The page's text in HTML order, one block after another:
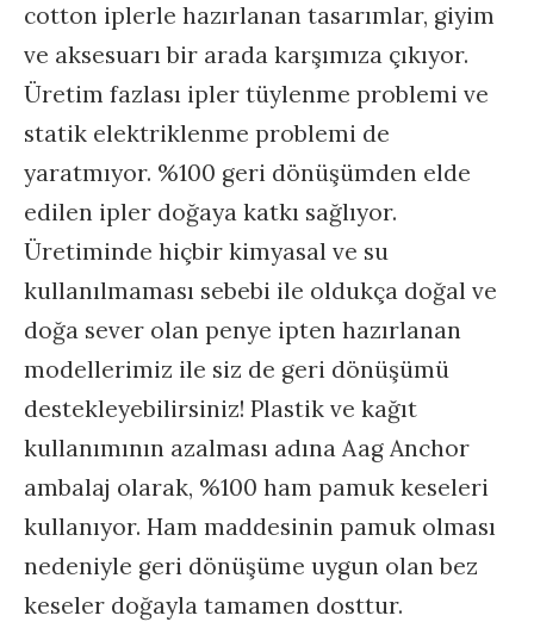
cotton iplerle hazırlanan tasarımlar, giyim
ve aksesuarı bir arada karşımıza çıkıyor.
Üretim fazlası ipler tüylenme problemi ve
statik elektriklenme problemi de
yaratmıyor. %100 geri dönüşümden elde
edilen ipler doğaya katkı sağlıyor.
Üretiminde hiçbir kimyasal ve su
kullanılmaması sebebi ile oldukça doğal ve
doğa sever olan penye ipten hazırlanan
modellerimiz ile siz de geri dönüşümü
destekleyebilirsiniz! Plastik ve kağıt
kullanımının azalması adına Aag Anchor
ambalaj olarak, %100 ham pamuk keseleri
kullanıyor. Ham maddesinin pamuk olması
nedeniyle geri dönüşüme uygun olan bez
keseler doğayla tamamen dosttur.